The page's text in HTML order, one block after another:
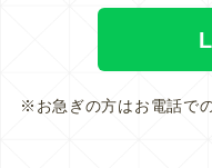
※お急ぎの方はお電話で